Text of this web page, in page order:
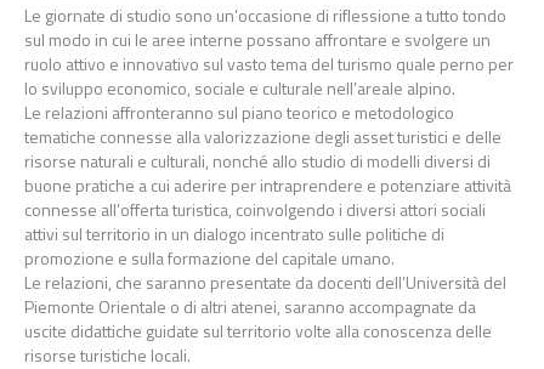
Le giornate di studio sono un’occasione di riflessione a tutto tondo
sul modo in cui le aree interne possano affrontare e svolgere un
ruolo attivo e innovativo sul vasto tema del turismo quale perno per
lo sviluppo economico, sociale e culturale nell’areale alpino.
Le relazioni affronteranno sul piano teorico e metodologico
tematiche connesse alla valorizzazione degli asset turistici e delle
risorse naturali e culturali, nonché allo studio di modelli diversi di
buone pratiche a cui aderire per intraprendere e potenziare attività
connesse all’offerta turistica, coinvolgendo i diversi attori sociali
attivi sul territorio in un dialogo incentrato sulle politiche di
promozione e sulla formazione del capitale umano.
Le relazioni, che saranno presentate da docenti dell’Università del
Piemonte Orientale o di altri atenei, saranno accompagnate da
uscite didattiche guidate sul territorio volte alla conoscenza delle
risorse turistiche locali.